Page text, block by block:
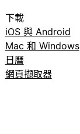
下載
iOS 與 Android
Mac 和 Windows
日曆
網頁擷取器